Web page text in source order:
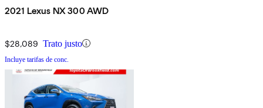
2021 Lexus NX 300 AWD
$28,089 Trato justo
Incluye tarifas de conc.